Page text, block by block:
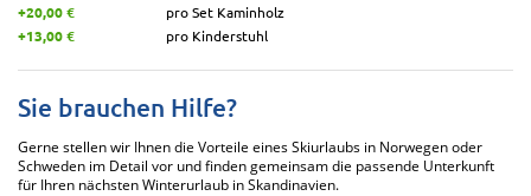
+20,00 €
pro Set Kaminholz
+13,00 €
pro Kinderstuhl
Sie brauchen Hilfe?
Gerne stellen wir Ihnen die Vorteile eines Skiurlaubs in Norwegen oder
Schweden im Detail vor und finden gemeinsam die passende Unterkunft
für Ihren nächsten Winterurlaub in Skandinavien.